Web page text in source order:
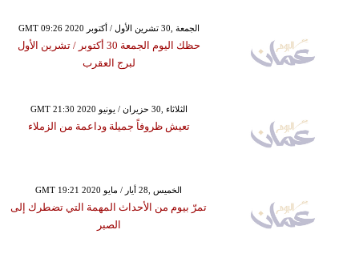
GMT 09:26 2020 الجمعة ,30 تشرين الأول / أكتوبر
حظك اليوم الجمعة 30 أكتوبر / تشرين الأول
لبرج العقرب
GMT 21:30 2020 الثلاثاء ,30 حزيران / يونيو
تعيش ظروفاً جميلة وداعمة من الزملاء
GMT 19:21 2020 الخميس ,28 أيار / مايو
تمرّ بيوم من الأحداث المهمة التي تضطرك إلى
الصبر